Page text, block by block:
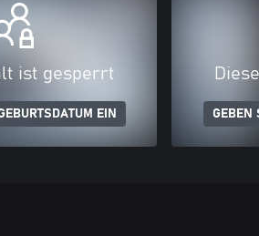
ist gesperrt
EIN GEBEN